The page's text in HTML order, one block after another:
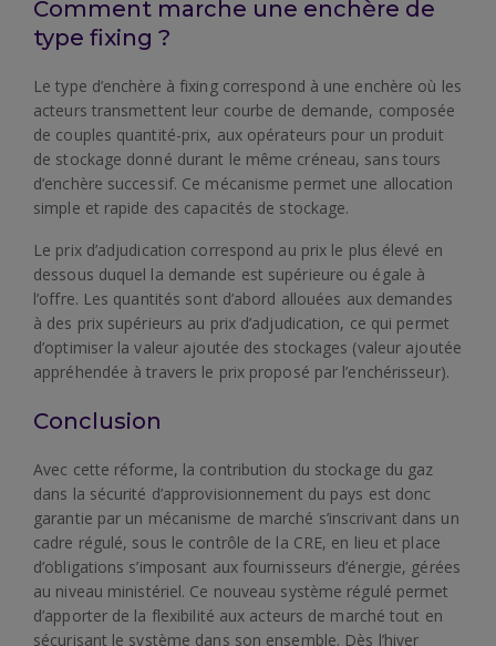
Comment marche une enchère de
type fixing ?
Le type d’enchère à fixing correspond à une enchère où les
acteurs transmettent leur courbe de demande, composée
de couples quantité-prix, aux opérateurs pour un produit
de stockage donné durant le même créneau, sans tours
d’enchère successif. Ce mécanisme permet une allocation
simple et rapide des capacités de stockage.
Le prix d’adjudication correspond au prix le plus élevé en
dessous duquel la demande est supérieure ou égale à
l’offre. Les quantités sont d’abord allouées aux demandes
à des prix supérieurs au prix d’adjudication, ce qui permet
d’optimiser la valeur ajoutée des stockages (valeur ajoutée
appréhendée à travers le prix proposé par l’enchérisseur).
Conclusion
Avec cette réforme, la contribution du stockage du gaz
dans la sécurité d’approvisionnement du pays est donc
garantie par un mécanisme de marché s’inscrivant dans un
cadre régulé, sous le contrôle de la CRE, en lieu et place
d’obligations s’imposant aux fournisseurs d’énergie, gérées
au niveau ministériel. Ce nouveau système régulé permet
d’apporter de la flexibilité aux acteurs de marché tout en
sécurisant le système dans son ensemble. Dès l’hiver